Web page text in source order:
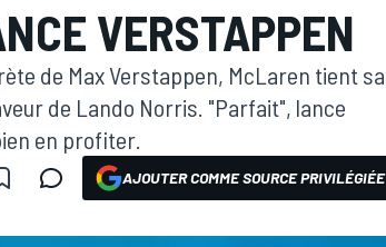
VERSTAPPEN
de Max Verstappen, McLaren tient sa
de Lando Norris. "Parfait", lance
en profiter.
AJOUTER COMME SOURCE PRIVILÉGIÉE